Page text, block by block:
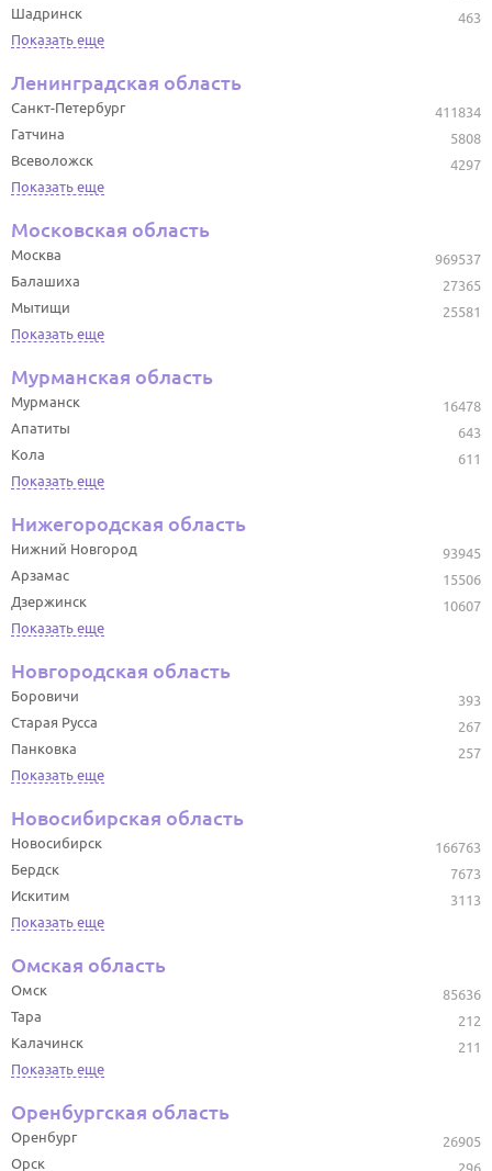
463
Шадринск
Показать еще
Ленинградская область
411834
Санкт-Петербург
5808
Гатчина
4297
Всеволожск
Показать еще
Московская область
969537
Москва
27365
Балашиха
25581
Мытищи
Показать еще
Мурманская область
16478
Мурманск
643
Апатиты
611
Кола
Показать еще
Нижегородская область
93945
Нижний Новгород
15506
Арзамас
10607
Дзержинск
Показать еще
Новгородская область
393
Боровичи
267
Старая Русса
257
Панковка
Показать еще
Новосибирская область
166763
Новосибирск
7673
Бердск
3113
Искитим
Показать еще
Омская область
85636
Омск
212
Тара
211
Калачинск
Показать еще
Оренбургская область
26905
Оренбург
296
Орск